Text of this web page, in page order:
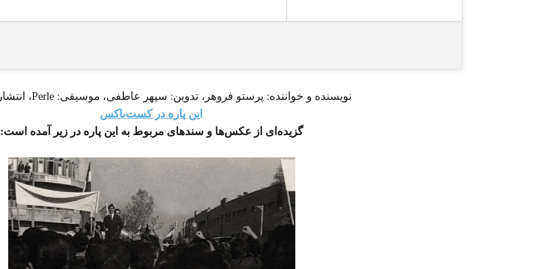
نویسنده و خواننده: پرستو فروهر، تدوین: سپهر عاطفی، موسیقی: Perle، انتشار:
این پاره در کست‌باکس
گزیده‌ای از عکس‌ها و سندهای مربوط به این پاره در زیر آمده است: